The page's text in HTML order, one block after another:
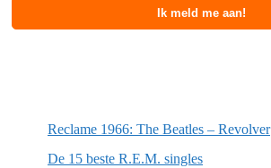
Reclame 1966: The Beatles – Revolver
De 15 beste R.E.M. singles